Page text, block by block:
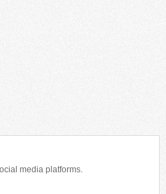
media platforms.